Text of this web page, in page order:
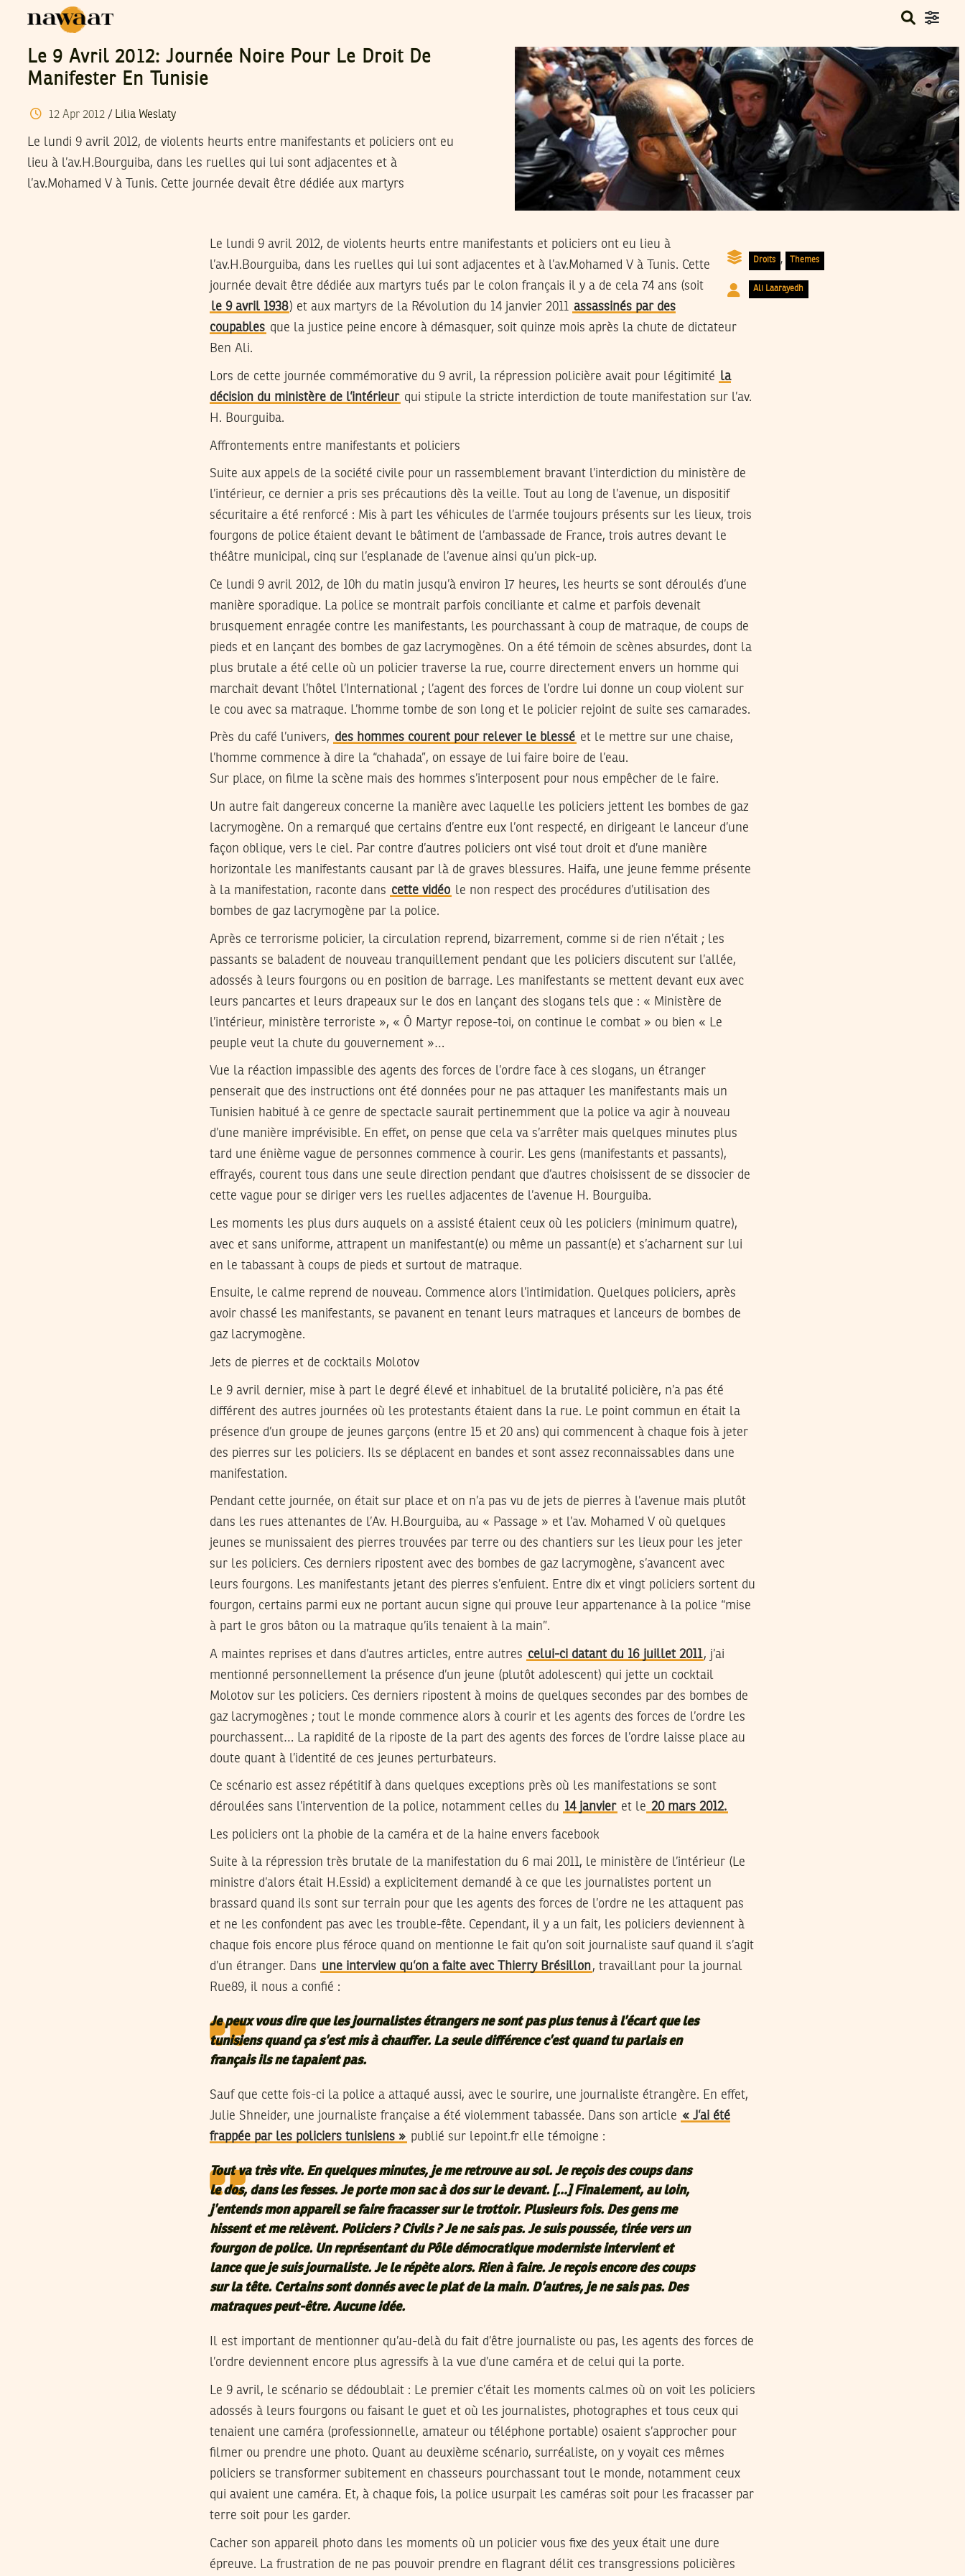
Le 9 Avril 2012: Journée Noire Pour Le Droit De
Manifester En Tunisie
12 Apr 2012/ Lilia Weslaty
Le lundi 9 avril 2012, de violents heurts entre manifestants et policiers ont eu
lieu à l’av.H.Bourguiba, dans les ruelles qui lui sont adjacentes et à
l’av.Mohamed V à Tunis. Cette journée devait être dédiée aux martyrs
Droits , Themes
Ali Laarayedh
Le lundi 9 avril 2012, de violents heurts entre manifestants et policiers ont eu lieu à
l’av.H.Bourguiba, dans les ruelles qui lui sont adjacentes et à l’av.Mohamed V à Tunis. Cette
journée devait être dédiée aux martyrs tués par le colon français il y a de cela 74 ans (soit
le 9 avril 1938) et aux martyrs de la Révolution du 14 janvier 2011 assassinés par des
coupables que la justice peine encore à démasquer, soit quinze mois après la chute de dictateur
Ben Ali.
Lors de cette journée commémorative du 9 avril, la répression policière avait pour légitimité la
décision du ministère de l’intérieur qui stipule la stricte interdiction de toute manifestation sur l’av.
H. Bourguiba.
Affrontements entre manifestants et policiers
Suite aux appels de la société civile pour un rassemblement bravant l’interdiction du ministère de
l’intérieur, ce dernier a pris ses précautions dès la veille. Tout au long de l’avenue, un dispositif
sécuritaire a été renforcé : Mis à part les véhicules de l’armée toujours présents sur les lieux, trois
fourgons de police étaient devant le bâtiment de l’ambassade de France, trois autres devant le
théâtre municipal, cinq sur l’esplanade de l’avenue ainsi qu’un pick-up.
Ce lundi 9 avril 2012, de 10h du matin jusqu’à environ 17 heures, les heurts se sont déroulés d’une
manière sporadique. La police se montrait parfois conciliante et calme et parfois devenait
brusquement enragée contre les manifestants, les pourchassant à coup de matraque, de coups de
pieds et en lançant des bombes de gaz lacrymogènes. On a été témoin de scènes absurdes, dont la
plus brutale a été celle où un policier traverse la rue, courre directement envers un homme qui
marchait devant l’hôtel l’International ; l’agent des forces de l’ordre lui donne un coup violent sur
le cou avec sa matraque. L’homme tombe de son long et le policier rejoint de suite ses camarades.
Près du café l’univers, des hommes courent pour relever le blessé et le mettre sur une chaise,
l’homme commence à dire la “chahada”, on essaye de lui faire boire de l’eau.
Sur place, on filme la scène mais des hommes s’interposent pour nous empêcher de le faire.
Un autre fait dangereux concerne la manière avec laquelle les policiers jettent les bombes de gaz
lacrymogène. On a remarqué que certains d’entre eux l’ont respecté, en dirigeant le lanceur d’une
façon oblique, vers le ciel. Par contre d’autres policiers ont visé tout droit et d’une manière
horizontale les manifestants causant par là de graves blessures. Haifa, une jeune femme présente
à la manifestation, raconte dans cette vidéo le non respect des procédures d’utilisation des
bombes de gaz lacrymogène par la police.
Après ce terrorisme policier, la circulation reprend, bizarrement, comme si de rien n’était ; les
passants se baladent de nouveau tranquillement pendant que les policiers discutent sur l’allée,
adossés à leurs fourgons ou en position de barrage. Les manifestants se mettent devant eux avec
leurs pancartes et leurs drapeaux sur le dos en lançant des slogans tels que : « Ministère de
l’intérieur, ministère terroriste », « Ô Martyr repose-toi, on continue le combat » ou bien « Le
peuple veut la chute du gouvernement »…
Vue la réaction impassible des agents des forces de l’ordre face à ces slogans, un étranger
penserait que des instructions ont été données pour ne pas attaquer les manifestants mais un
Tunisien habitué à ce genre de spectacle saurait pertinemment que la police va agir à nouveau
d’une manière imprévisible. En effet, on pense que cela va s’arrêter mais quelques minutes plus
tard une énième vague de personnes commence à courir. Les gens (manifestants et passants),
effrayés, courent tous dans une seule direction pendant que d’autres choisissent de se dissocier de
cette vague pour se diriger vers les ruelles adjacentes de l’avenue H. Bourguiba.
Les moments les plus durs auquels on a assisté étaient ceux où les policiers (minimum quatre),
avec et sans uniforme, attrapent un manifestant(e) ou même un passant(e) et s’acharnent sur lui
en le tabassant à coups de pieds et surtout de matraque.
Ensuite, le calme reprend de nouveau. Commence alors l’intimidation. Quelques policiers, après
avoir chassé les manifestants, se pavanent en tenant leurs matraques et lanceurs de bombes de
gaz lacrymogène.
Jets de pierres et de cocktails Molotov
Le 9 avril dernier, mise à part le degré élevé et inhabituel de la brutalité policière, n’a pas été
différent des autres journées où les protestants étaient dans la rue. Le point commun en était la
présence d’un groupe de jeunes garçons (entre 15 et 20 ans) qui commencent à chaque fois à jeter
des pierres sur les policiers. Ils se déplacent en bandes et sont assez reconnaissables dans une
manifestation.
Pendant cette journée, on était sur place et on n’a pas vu de jets de pierres à l’avenue mais plutôt
dans les rues attenantes de l’Av. H.Bourguiba, au « Passage » et l’av. Mohamed V où quelques
jeunes se munissaient des pierres trouvées par terre ou des chantiers sur les lieux pour les jeter
sur les policiers. Ces derniers ripostent avec des bombes de gaz lacrymogène, s’avancent avec
leurs fourgons. Les manifestants jetant des pierres s’enfuient. Entre dix et vingt policiers sortent du
fourgon, certains parmi eux ne portant aucun signe qui prouve leur appartenance à la police “mise
à part le gros bâton ou la matraque qu’ils tenaient à la main”.
A maintes reprises et dans d’autres articles, entre autres celui-ci datant du 16 juillet 2011, j’ai
mentionné personnellement la présence d’un jeune (plutôt adolescent) qui jette un cocktail
Molotov sur les policiers. Ces derniers ripostent à moins de quelques secondes par des bombes de
gaz lacrymogènes ; tout le monde commence alors à courir et les agents des forces de l’ordre les
pourchassent… La rapidité de la riposte de la part des agents des forces de l’ordre laisse place au
doute quant à l’identité de ces jeunes perturbateurs.
Ce scénario est assez répétitif à dans quelques exceptions près où les manifestations se sont
déroulées sans l’intervention de la police, notamment celles du 14 janvier et le 20 mars 2012.
Les policiers ont la phobie de la caméra et de la haine envers facebook
Suite à la répression très brutale de la manifestation du 6 mai 2011, le ministère de l’intérieur (Le
ministre d’alors était H.Essid) a explicitement demandé à ce que les journalistes portent un
brassard quand ils sont sur terrain pour que les agents des forces de l’ordre ne les attaquent pas
et ne les confondent pas avec les trouble-fête. Cependant, il y a un fait, les policiers deviennent à
chaque fois encore plus féroce quand on mentionne le fait qu’on soit journaliste sauf quand il s’agit
d’un étranger. Dans une interview qu’on a faite avec Thierry Brésillon, travaillant pour la journal
Rue89, il nous a confié :
Je peux vous dire que les journalistes étrangers ne sont pas plus tenus à l’écart que les
tunisiens quand ça s’est mis à chauffer. La seule différence c’est quand tu parlais en
français ils ne tapaient pas.
Sauf que cette fois-ci la police a attaqué aussi, avec le sourire, une journaliste étrangère. En effet,
Julie Shneider, une journaliste française a été violemment tabassée. Dans son article « J’ai été
frappée par les policiers tunisiens » publié sur lepoint.fr elle témoigne :
Tout va très vite. En quelques minutes, je me retrouve au sol. Je reçois des coups dans
le dos, dans les fesses. Je porte mon sac à dos sur le devant. […] Finalement, au loin,
j’entends mon appareil se faire fracasser sur le trottoir. Plusieurs fois. Des gens me
hissent et me relèvent. Policiers ? Civils ? Je ne sais pas. Je suis poussée, tirée vers un
fourgon de police. Un représentant du Pôle démocratique moderniste intervient et
lance que je suis journaliste. Je le répète alors. Rien à faire. Je reçois encore des coups
sur la tête. Certains sont donnés avec le plat de la main. D’autres, je ne sais pas. Des
matraques peut-être. Aucune idée.
Il est important de mentionner qu’au-delà du fait d’être journaliste ou pas, les agents des forces de
l’ordre deviennent encore plus agressifs à la vue d’une caméra et de celui qui la porte.
Le 9 avril, le scénario se dédoublait : Le premier c’était les moments calmes où on voit les policiers
adossés à leurs fourgons ou faisant le guet et où les journalistes, photographes et tous ceux qui
tenaient une caméra (professionnelle, amateur ou téléphone portable) osaient s’approcher pour
filmer ou prendre une photo. Quant au deuxième scénario, surréaliste, on y voyait ces mêmes
policiers se transformer subitement en chasseurs pourchassant tout le monde, notamment ceux
qui avaient une caméra. Et, à chaque fois, la police usurpait les caméras soit pour les fracasser par
terre soit pour les garder.
Cacher son appareil photo dans les moments où un policier vous fixe des yeux était une dure
épreuve. La frustration de ne pas pouvoir prendre en flagrant délit ces transgressions policières